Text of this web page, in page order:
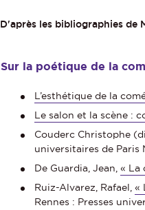
D'après les bibliographies de
Sur la poétique de la
L’esthétique de la
Le salon et la scène :
Couderc Christophe
universitaires de Paris
De Guardia, Jean,« La
Ruiz-Alvarez, Rafael,«
Rennes : Presses